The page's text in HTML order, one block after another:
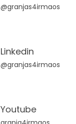
@granjas4irmaos
Linkedin
@granjas4irmaos
Youtube